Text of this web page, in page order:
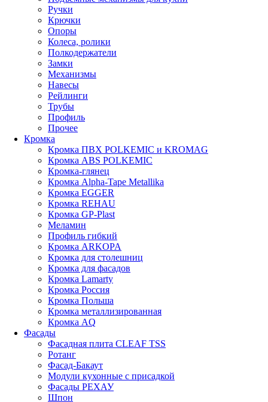
Ручки
Крючки
Опоры
Колеса, ролики
Полкодержатели
Замки
Механизмы
Навесы
Рейлинги
Трубы
Профиль
Прочее
Кромка
Кромка ПВХ POLKEMIC и KROMAG
Кромка ABS POLKEMIС
Кромка-глянец
Кромка Alpha-Tape Metallika
Кромка EGGER
Кромка REHAU
Кромка GP-Plast
Меламин
Профиль гибкий
Кромка ARKOPA
Кромка для столешниц
Кромка для фасадов
Кромка Lamarty
Кромка Россия
Кромка Польша
Кромка металлизированная
Кромка AQ
Фасады
Фасадная плита CLEAF TSS
Ротанг
Фасад-Бакаут
Модули кухонные с присадкой
Фасады РЕХАУ
Шпон